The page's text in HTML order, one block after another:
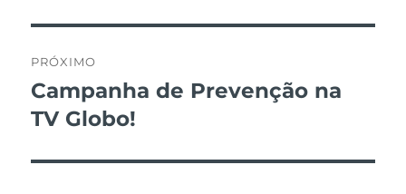
PRÓXIMO
Próximo
post:
Campanha de Prevenção na
TV Globo!